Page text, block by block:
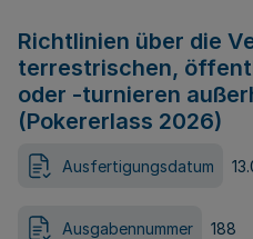
Richtlinien über die
terrestrischen,
oder -turnieren
(Pokererlass 2026)
Ausfertigungsdatum
Ausgabennummer 188